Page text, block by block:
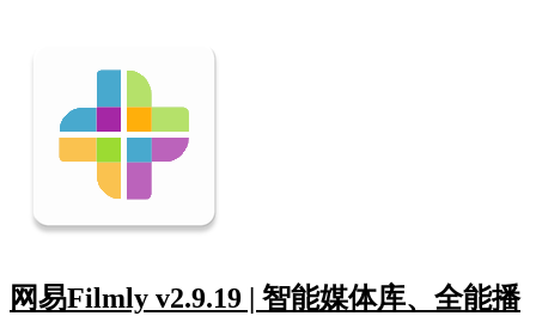
网易Filmly v2.9.19 | 智能媒体库、全能播